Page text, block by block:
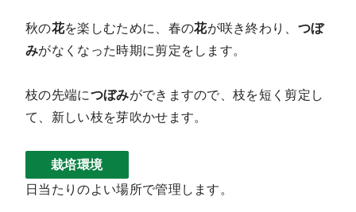
秋の花を楽しむために、春の花が咲き終わり、 つぼ
みがなくなった時期に剪定をします。
枝の先端につぼみができますので、枝を短く剪定し
て、新しい枝を芽吹かせます。
栽培環境
日当たりのよい場所で管理します。